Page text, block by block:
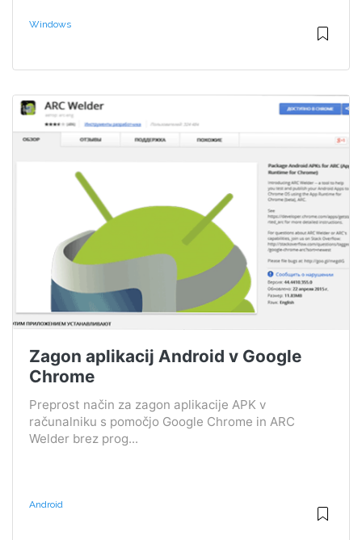
Windows
Zagon aplikacij Android v Google
Chrome
Preprost način za zagon aplikacije APK v
računalniku s pomočjo Google Chrome in ARC
Welder brez prog...
Android